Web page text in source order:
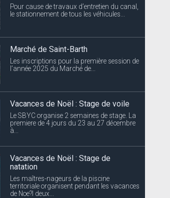
Pour cause de travaux d’entretien du canal,
le stationnement de tous les véhicules...
Marché de Saint-Barth
Les inscriptions pour la première session de
l’année 2025 du Marché de...
Vacances de Noël : Stage de voile
Le SBYC organise 2 semaines de stage. La
premiere de 4 jours du 23 au 27 décembre
à...
Vacances de Noël : Stage de
natation
Les maîtres-nageurs de la piscine
territoriale organisent pendant les vacances
de Noe?l deux...